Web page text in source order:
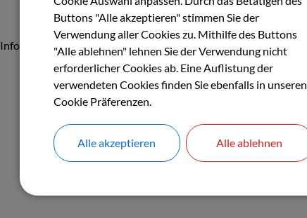
__________________________________
Infos zum Ausbau im Rahmen der Gigabitrichtlinien sind unter:
Buttons "Alle akzeptieren" stimmen Sie der
Verwendung aller Cookies zu. Mithilfe des Buttons
"Alle ablehnen" lehnen Sie der Verwendung nicht
erforderlicher Cookies ab. Eine Auflistung der
verwendeten Cookies finden Sie ebenfalls in unseren
Cookie Präferenzen.
Alle akzeptieren Alle ablehnen